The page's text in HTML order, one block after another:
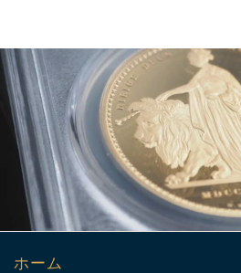
ホーム